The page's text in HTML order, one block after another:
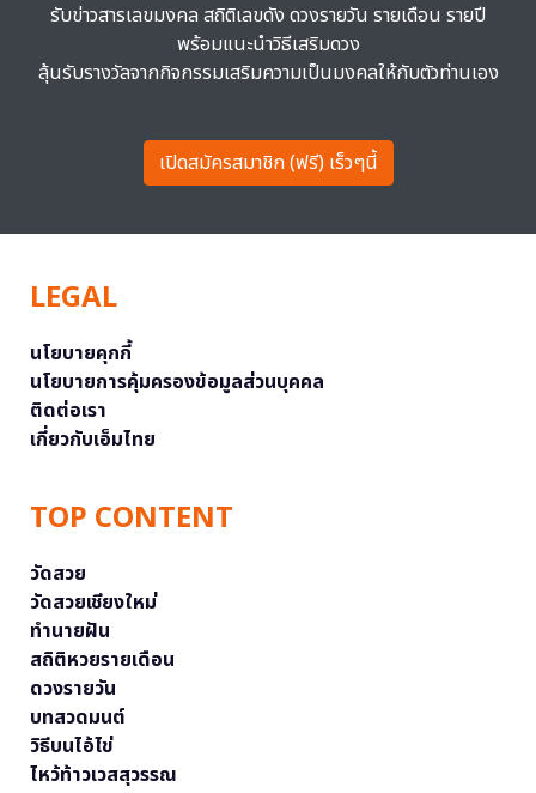
รับข่าวสารเลขมงคล สถิติเลขดัง ดวงรายวัน รายเดือน รายปี
พร้อมแนะนำวิธีเสริมดวง
ลุ้นรับรางวัลจากกิจกรรมเสริมความเป็นมงคลให้กับตัวท่านเอง
เปิดสมัครสมาชิก (ฟรี) เร็วๆนี้
LEGAL
นโยบายคุกกี้
นโยบายการคุ้มครองข้อมูลส่วนบุคคล
ติดต่อเรา
เกี่ยวกับเอ็มไทย
TOP CONTENT
วัดสวย
วัดสวยเชียงใหม่
ทำนายฝัน
สถิติหวยรายเดือน
ดวงรายวัน
บทสวดมนต์
วิธีบนไอ้ไข่
ไหว้ท้าวเวสสุวรรณ